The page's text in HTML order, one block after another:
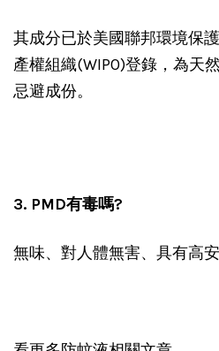
其成分已於美國聯邦環境保
產權組織(WIPO)登錄，為天
忌避成份。
3. PMD有毒嗎?
無味、對人體無害、具有高安